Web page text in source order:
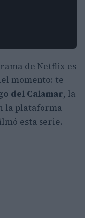
de Netflix es
momento: te
del Calamar, la
la plataforma
esta serie.